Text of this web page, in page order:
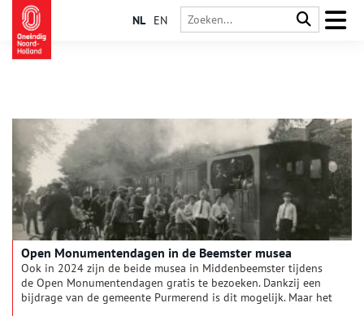
NL EN
Open Monumentendagen in de Beemster musea
Ook in 2024 zijn de beide musea in Middenbeemster tijdens
de Open Monumentendagen gratis te bezoeken. Dankzij een
bijdrage van de gemeente Purmerend is dit mogelijk. Maar het